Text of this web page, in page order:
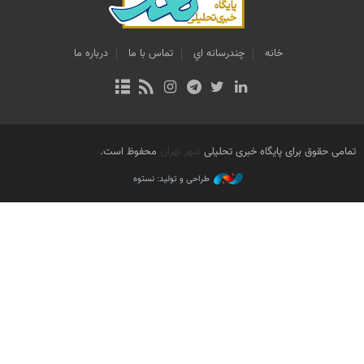
خانه چندرسانه اي تماس با ما درباره ما
تمامی حقوق برای پایگاه خبری تحلیلی شهر تهران محفوظ است.
طراحی و تولید: نستوه